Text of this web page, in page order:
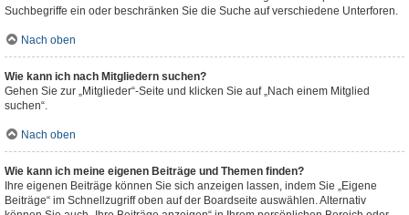
Suchbegriffe ein oder beschränken Sie die Suche auf verschiedene Unterforen.
Nach oben
Wie kann ich nach Mitgliedern suchen?
Gehen Sie zur „Mitglieder“-Seite und klicken Sie auf „Nach einem Mitglied
suchen“.
Nach oben
Wie kann ich meine eigenen Beiträge und Themen finden?
Ihre eigenen Beiträge können Sie sich anzeigen lassen, indem Sie „Eigene
Beiträge“ im Schnellzugriff oben auf der Boardseite auswählen. Alternativ